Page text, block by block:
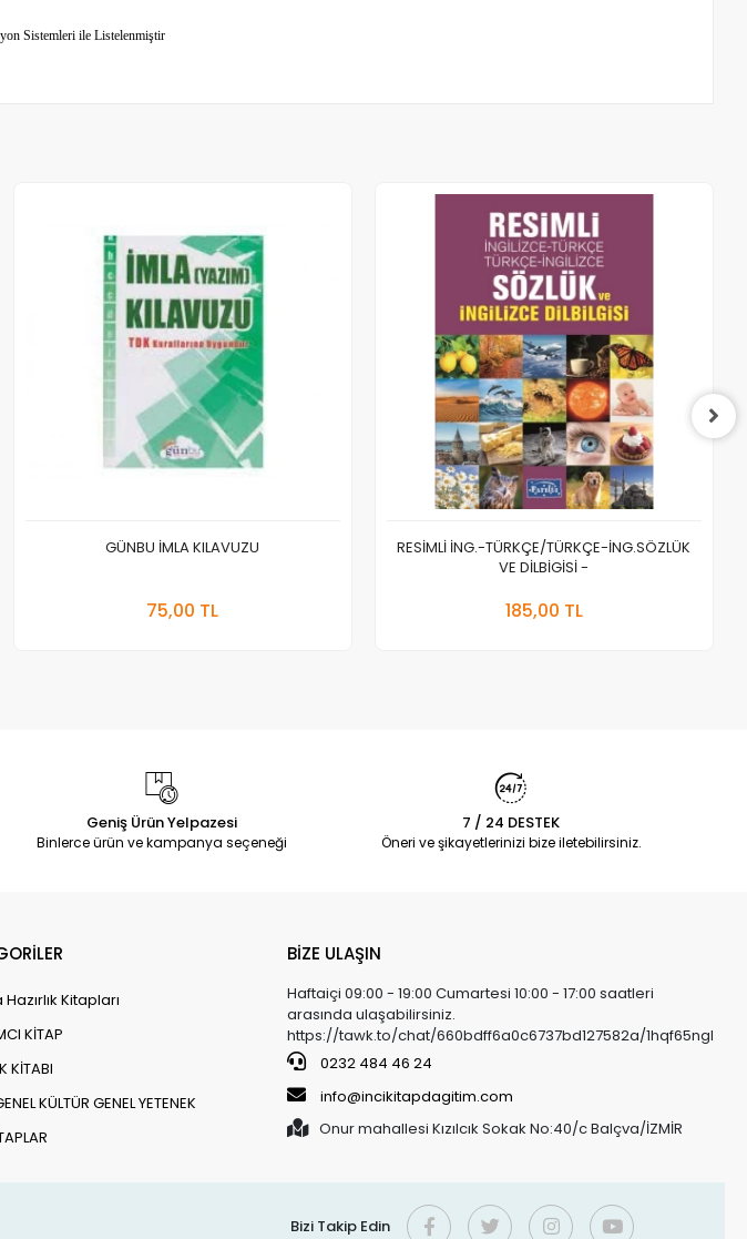
Sistemleri ile Listelenmiştir
GÜNBU İMLA KILAVUZU
75,00 TL
RESİMLİ İNG.-TÜRKÇE/TÜRKÇE-İNG.SÖZLÜK
VE DİLBİGİSİ -
185,00 TL
Geniş Ürün Yelpazesi
Binlerce ürün ve kampanya seçeneği
7 / 24 DESTEK
Öneri ve şikayetlerinizi bize iletebilirsiniz.
Hazırlık Kitapları
KİTAP
KİTABI
KÜLTÜR GENEL YETENEK
BİZE ULAŞIN
Haftaiçi 09:00 - 19:00 Cumartesi 10:00 - 17:00 saatleri
arasında ulaşabilirsiniz.
https://tawk.to/chat/660bdff6a0c6737bd127582a/1hqf65ngl
0232 484 46 24
info@incikitapdagitim.com
Onur mahallesi Kızılcık Sokak No:40/c Balçva/İZMİR
Bizi Takip Edin